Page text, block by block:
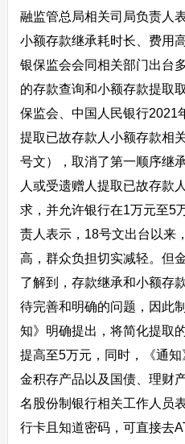
融监管总局相关司局负责人
小额存款继承耗时长、费用
银保监会会同相关部门出台
的存款查询和小额存款提取
保监会、中国人民银行2021
提取已故存款人小额存款相
号文），取消了第一顺序继
人或受遗赠人提取已故存款
求，并允许银行在1万元至5
责人表示，18号文出台以来
高，群众负担切实减轻。但
了解到，存款继承和小额存
待完善和明确的问题，因此
知》明确提出，将简化提取
提高至5万元，同时，《通
金积存产品以及国债、理财
名股份制银行相关工作人员
行卡且知道密码，可直接去